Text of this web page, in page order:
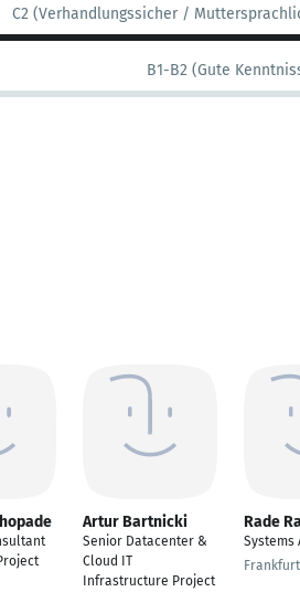
C2 (Verhandlungssicher /
B1-B2 (Gute
Artur Bartnicki
Senior Datacenter &
Cloud IT
Infrastructure Project
Rade
Systems
Frankfurt